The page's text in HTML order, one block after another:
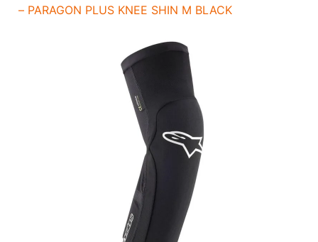
– PARAGON PLUS KNEE SHIN M BLACK